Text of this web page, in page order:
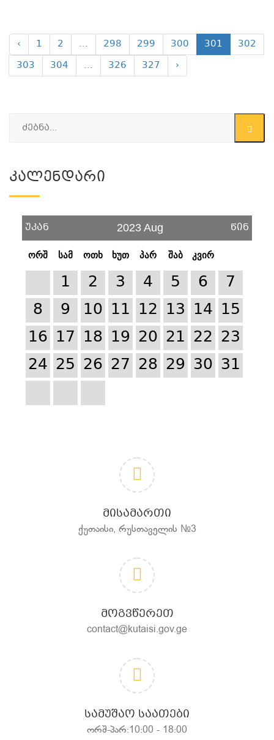
‹ 1 2 ... 298 299 300 301
302
303
304 ... 326 327 ›
Კალენდარი
უკან 2023 Aug წინ
ორშ სამ ოთხ ხუთ პარ შაბ კვირ
1 2 3 4 5 6
7
8
9 10 11 12 13 14 15
16 17 18 19 20 21 22 23
24 25 26 27 28 29 30 31
ᲛᲘᲡᲐᲛᲐᲠᲗᲘ
ქუთაისი, რუსთაველის №3
ᲛᲝᲒᲕᲬᲔᲠᲔᲗ
contact@kutaisi.gov.ge
ᲡᲐᲛᲣᲨᲐᲝ ᲡᲐᲐᲗᲔᲑᲘ
ორშ-პარ:10:00 - 18:00